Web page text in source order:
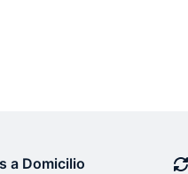
a Domicilio